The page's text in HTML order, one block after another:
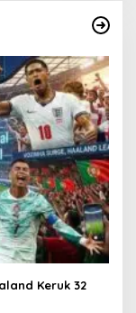
Keruk 32